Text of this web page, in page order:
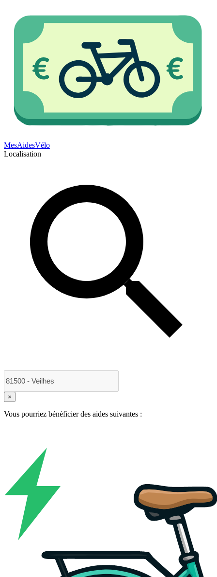
MesAidesVélo
Localisation
×
Vous pourriez bénéficier des aides suivantes :